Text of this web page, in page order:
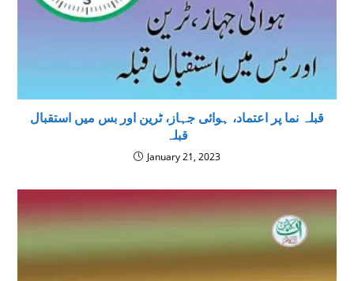
قبلہ نما پر اعتماد، ہوائی جہاز، ٹرین اور بس میں استقبال
قبلہ
January 21, 2023